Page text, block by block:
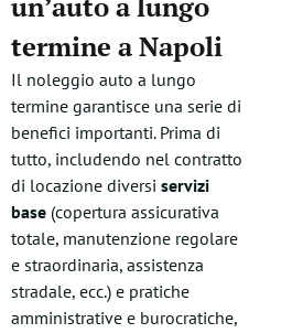
termine a Napoli
Il noleggio auto a lungo
termine garantisce una serie di
benefici importanti. Prima di
tutto, includendo nel contratto
di locazione diversi servizi
base (copertura assicurativa
totale, manutenzione regolare
e straordinaria, assistenza
stradale, ecc.) e pratiche
amministrative e burocratiche,